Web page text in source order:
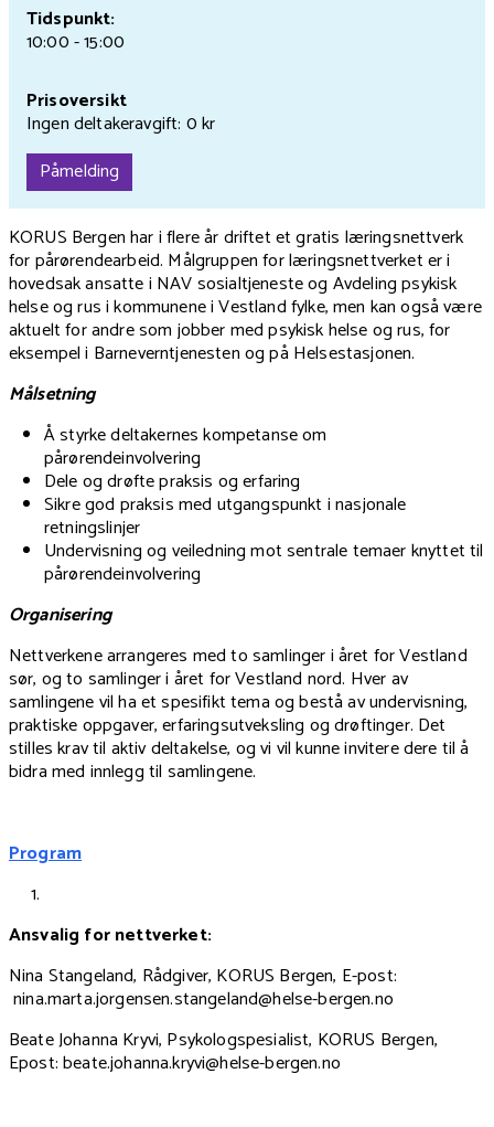
Tidspunkt:
10:00 - 15:00
Prisoversikt
Ingen deltakeravgift: 0 kr
Påmelding
KORUS Bergen har i flere år driftet et gratis læringsnettverk
for pårørendearbeid. Målgruppen for læringsnettverket er i
hovedsak ansatte i NAV sosialtjeneste og Avdeling psykisk
helse og rus i kommunene i Vestland fylke, men kan også være
aktuelt for andre som jobber med psykisk helse og rus, for
eksempel i Barneverntjenesten og på Helsestasjonen.
Målsetning
Å styrke deltakernes kompetanse om
pårørendeinvolvering
Dele og drøfte praksis og erfaring
Sikre god praksis med utgangspunkt i nasjonale
retningslinjer
Undervisning og veiledning mot sentrale temaer knyttet til
pårørendeinvolvering
Organisering
Nettverkene arrangeres med to samlinger i året for Vestland
sør, og to samlinger i året for Vestland nord. Hver av
samlingene vil ha et spesifikt tema og bestå av undervisning,
praktiske oppgaver, erfaringsutveksling og drøftinger. Det
stilles krav til aktiv deltakelse, og vi vil kunne invitere dere til å
bidra med innlegg til samlingene.
Program
Ansvalig for nettverket:
Nina Stangeland, Rådgiver, KORUS Bergen, E-post:
nina.marta.jorgensen.stangeland@helse-bergen.no
Beate Johanna Kryvi, Psykologspesialist, KORUS Bergen,
Epost: beate.johanna.kryvi@helse-bergen.no